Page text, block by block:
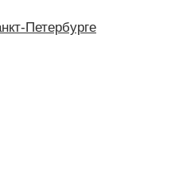
Петербурге